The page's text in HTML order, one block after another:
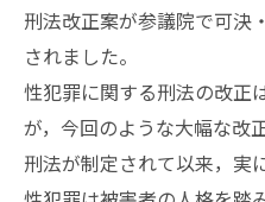
刑法改正案が参議院で可決
されました。
性犯罪に関する刑法の改正
が，今回のような大幅な改
刑法が制定されて以来，実